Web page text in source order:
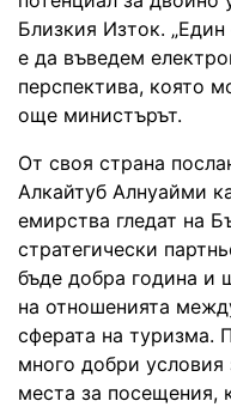
Близкия Изток.
е да въведем
перспектива, която
още министърът.
От своя страна
Алкайтуб Алнуайми
емирства гледат на
стратегически
бъде добра година и
на отношенията
сферата на туризма.
много добри
места за посещения,